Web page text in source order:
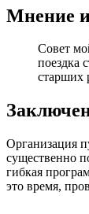
Мнение и
Совет
поездка
старших
Организация
существенно
гибкая
это время,